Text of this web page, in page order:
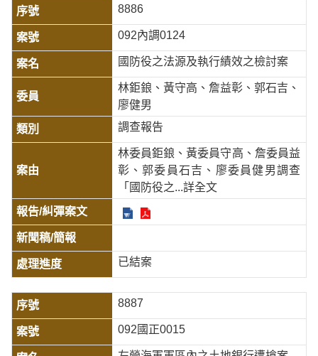
8886
092內調0124
國防役之法源及執行績效之檢討案
林鉅鋃、黃守高、詹益彰、郭石吉、
廖健男
調查報告
林委員鉅鋃、黃委員守高、詹委員益
彰、郭委員石吉、廖委員健男調查
「國防役之...詳全文
已結案
8887
092國正0015